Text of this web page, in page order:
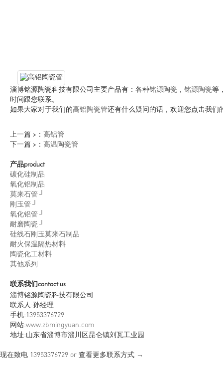
淄博铭源陶瓷科技有限公司主要产品有：各种铭源陶瓷 ， 铭源陶瓷等
时间跟您联系。
如果大家对于我们的高铝陶瓷管还有什么疑问的话，欢迎您点击我们
上一篇 >： 高铝管
下一篇 >： 高温陶瓷管
产品product
碳化硅制品
氧化铝制品
莫来石管 ┘
刚玉管 ┘
氧化铝管 ┘
耐磨陶瓷 ┘
硅线石刚玉莫来石制品
耐火保温隔热材料
陶瓷化工材料
其他系列
联系我们contact us
淄博铭源陶瓷科技有限公司
联系人:孙经理
手机:13953376729
网站:www.zbmingyuan.com
地址:山东省淄博市淄川区昆仑镇刘瓦工业园
现在致电 13953376729 or 查看更多联系方式 →